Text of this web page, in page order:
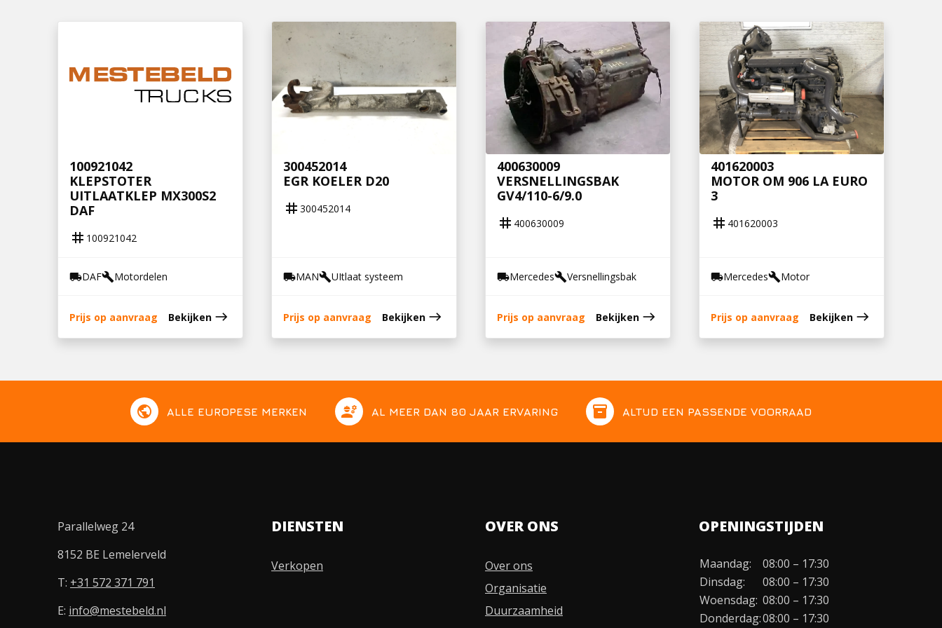
100921042
KLEPSTOTER
UITLAATKLEP MX300S2
DAF
tag 100921042
local_shippingDAFbuildMotordelen
Prijs op aanvraag Bekijken east
300452014
EGR KOELER D20
tag 300452014
local_shippingMANbuildUItlaat systeem
Prijs op aanvraag Bekijken east
400630009
VERSNELLINGSBAK
GV4/110-6/9.0
tag 400630009
local_shippingMercedesbuildVersnellingsbak
Prijs op aanvraag Bekijken east
401620003
MOTOR OM 906 LA EURO
3
tag 401620003
local_shippingMercedesbuildMotor
Prijs op aanvraag Bekijken east
public ALLE EUROPESE MERKEN engineering AL MEER DAN 80 JAAR ERVARING inventory ALTIJD EEN PASSENDE VOORRAAD
Parallelweg 24
8152 BE Lemelerveld
T: +31 572 371 791
E: info@mestebeld.nl
DIENSTEN
Verkopen
OVER ONS
Over ons
Organisatie
Duurzaamheid
OPENINGSTIJDEN
Maandag:
08:00 – 17:30
Dinsdag:
08:00 – 17:30
Woensdag: 08:00 – 17:30
Donderdag:08:00 – 17:30